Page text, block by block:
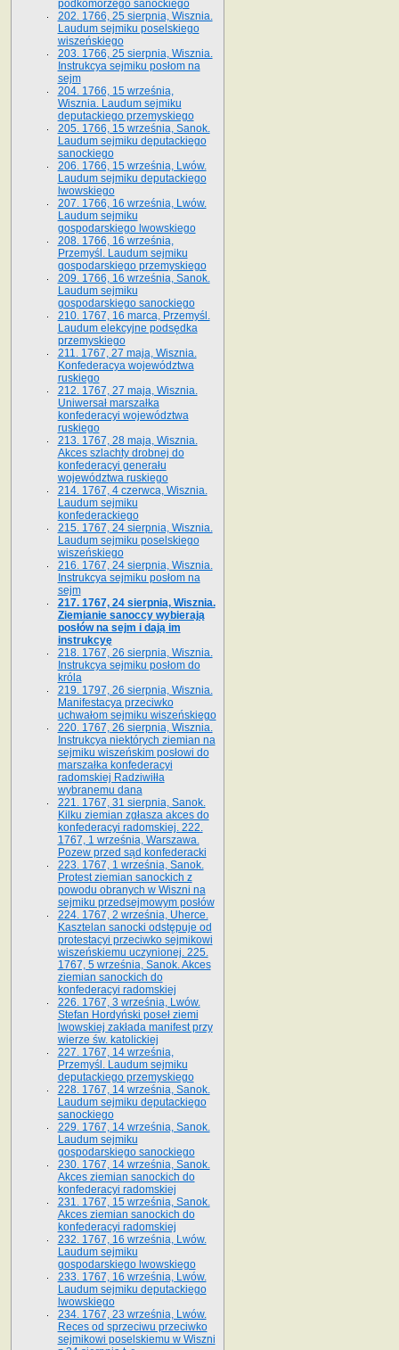
podkomorzego sanockiego
202. 1766, 25 sierpnia, Wisznia.
Laudum sejmiku poselskiego
wiszeńskiego
203. 1766, 25 sierpnia, Wisznia.
Instrukcya sejmiku posłom na
sejm
204. 1766, 15 września,
Wisznia. Laudum sejmiku
deputackiego przemyskiego
205. 1766, 15 września, Sanok.
Laudum sejmiku deputackiego
sanockiego
206. 1766, 15 września, Lwów.
Laudum sejmiku deputackiego
lwowskiego
207. 1766, 16 września, Lwów.
Laudum sejmiku
gospodarskiego lwowskiego
208. 1766, 16 września,
Przemyśl. Laudum sejmiku
gospodarskiego przemyskiego
209. 1766, 16 września, Sanok.
Laudum sejmiku
gospodarskiego sanockiego
210. 1767, 16 marca, Przemyśl.
Laudum elekcyjne podsędka
przemyskiego
211. 1767, 27 maja, Wisznia.
Konfederacya województwa
ruskiego
212. 1767, 27 maja, Wisznia.
Uniwersał marszałka
konfederacyi województwa
ruskiego
213. 1767, 28 maja, Wisznia.
Akces szlachty drobnej do
konfederacyi generału
województwa ruskiego
214. 1767, 4 czerwca, Wisznia.
Laudum sejmiku
konfederackiego
215. 1767, 24 sierpnia, Wisznia.
Laudum sejmiku poselskiego
wiszeńskiego
216. 1767, 24 sierpnia, Wisznia.
Instrukcya sejmiku posłom na
sejm
217. 1767, 24 sierpnia, Wisznia.
Ziemianie sanoccy wybierają
posłów na sejm i dają im
instrukcyę
218. 1767, 26 sierpnia, Wisznia.
Instrukcya sejmiku posłom do
króla
219. 1797, 26 sierpnia, Wisznia.
Manifestacya przeciwko
uchwałom sejmiku wiszeńskiego
220. 1767, 26 sierpnia, Wisznia.
Instrukcya niektórych ziemian na
sejmiku wiszeńskim posłowi do
marszałka konfe­deracyi
radomskiej Radziwiłła
wybranemu dana
221. 1767, 31 sierpnia, Sanok.
Kilku ziemian zgłasza akces do
konfederacyi radomskiej. 222.
1767, 1 września, Warszawa.
Pozew przed sąd konfederacki
223. 1767, 1 września, Sanok.
Protest ziemian sanockich z
powodu obranych w Wiszni na
sejmiku przedsejmo­wym posłów
224. 1767, 2 września, Uherce.
Kasztelan sanocki odstępuje od
protestacyi przeciwko sejmikowi
wiszeńskiemu uczynionej. 225.
1767, 5 września, Sanok. Akces
ziemian sanockich do
konfederacyi radomskiej
226. 1767, 3 września, Lwów.
Stefan Hordyński poseł ziemi
lwowskiej zakłada manifest przy
wierze św. ka­tolickiej
227. 1767, 14 września,
Przemyśl. Laudum sejmiku
deputackiego przemyskiego
228. 1767, 14 września, Sanok.
Laudum sejmiku deputackiego
sanockiego
229. 1767, 14 września, Sanok.
Laudum sejmiku
gospodarskiego sanockiego
230. 1767, 14 września, Sanok.
Akces ziemian sanockich do
konfederacyi radomskiej
231. 1767, 15 września, Sanok.
Akces ziemian sanockich do
konfederacyi radomskiej
232. 1767, 16 września, Lwów.
Laudum sejmiku
gospodarskiego lwowskiego
233. 1767, 16 września, Lwów.
Laudum sejmiku deputackiego
lwowskiego
234. 1767, 23 września, Lwów.
Reces od sprzeciwu przeciwko
sejmikowi poselskiemu w Wiszni